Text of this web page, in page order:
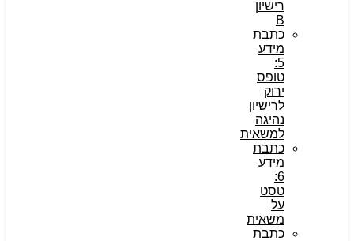
רישיון
B
כתבת
מידע
5:
טופס
ירוק
לרישיון
נהיגה
למשאית
כתבת
מידע
6:
טסט
על
משאית
כתבת